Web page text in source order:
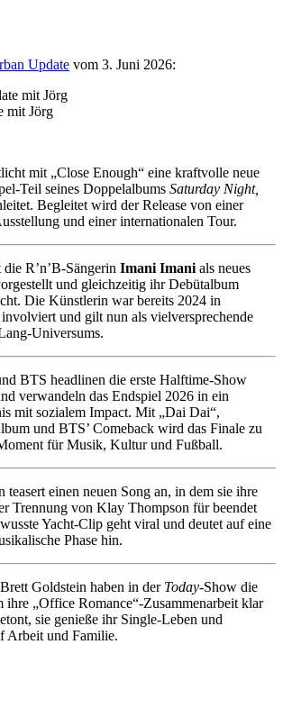
Update vom 3. Juni 2026:
mit Jörg
mit „Close Enough“ eine kraftvolle neue
seines Doppelalbums Saturday Night,
Begleitet wird der Release von einer
und einer internationalen Tour.
R’n’B-Sängerin Imani Imanials neues
und gleichzeitig ihr Debütalbum
Die Künstlerin war bereits 2024 in
und gilt nun als vielversprechende
Universums.
BTS headlinen die erste Halftime‑Show
verwandeln das Endspiel 2026 in ein
mit sozialem Impact. Mit „Dai Dai“,
und BTS’ Comeback wird das Finale zu
für Musik, Kultur und Fußball.
teasert einen neuen Song an, in dem sie ihre
Trennung von Klay Thompson für beendet
Yacht‑Clip geht viral und deutet auf eine
Phase hin.
Goldstein haben in der Today-Show die
ihre „Office Romance“-Zusammenarbeit klar
sie genieße ihr Single-Leben und
Arbeit und Familie.